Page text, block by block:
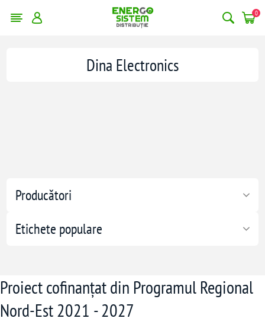
0
Producători
Etichete populare
Dina Electronics
Proiect cofinanțat din Programul Regional
Nord-Est 2021 - 2027